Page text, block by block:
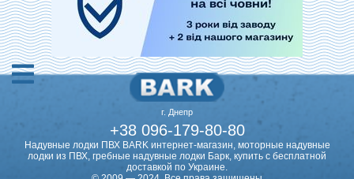
г. Днепр
+38 096-179-80-80
Надувные лодки ПВХ BARK интернет-магазин, моторные надувные
лодки из ПВХ, гребные надувные лодки Барк, купить с бесплатной
доставкой по Украине.